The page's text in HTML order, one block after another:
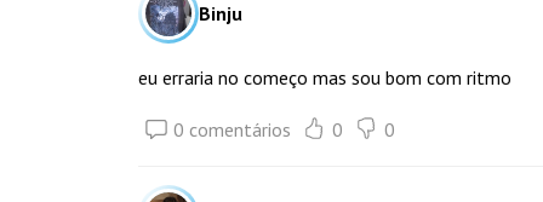
Binju
eu erraria no começo mas sou bom com ritmo
0 comentários 0 0